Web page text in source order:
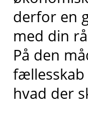
derfor en
med din
På den
hvad der